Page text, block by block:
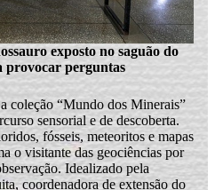
exposto no saguão do
provocar perguntas
coleção “Mundo dos Minerais”
sensorial e de descoberta.
fósseis, meteoritos e mapas
o visitante das geociências por
Idealizado pela
coordenadora de extensão do